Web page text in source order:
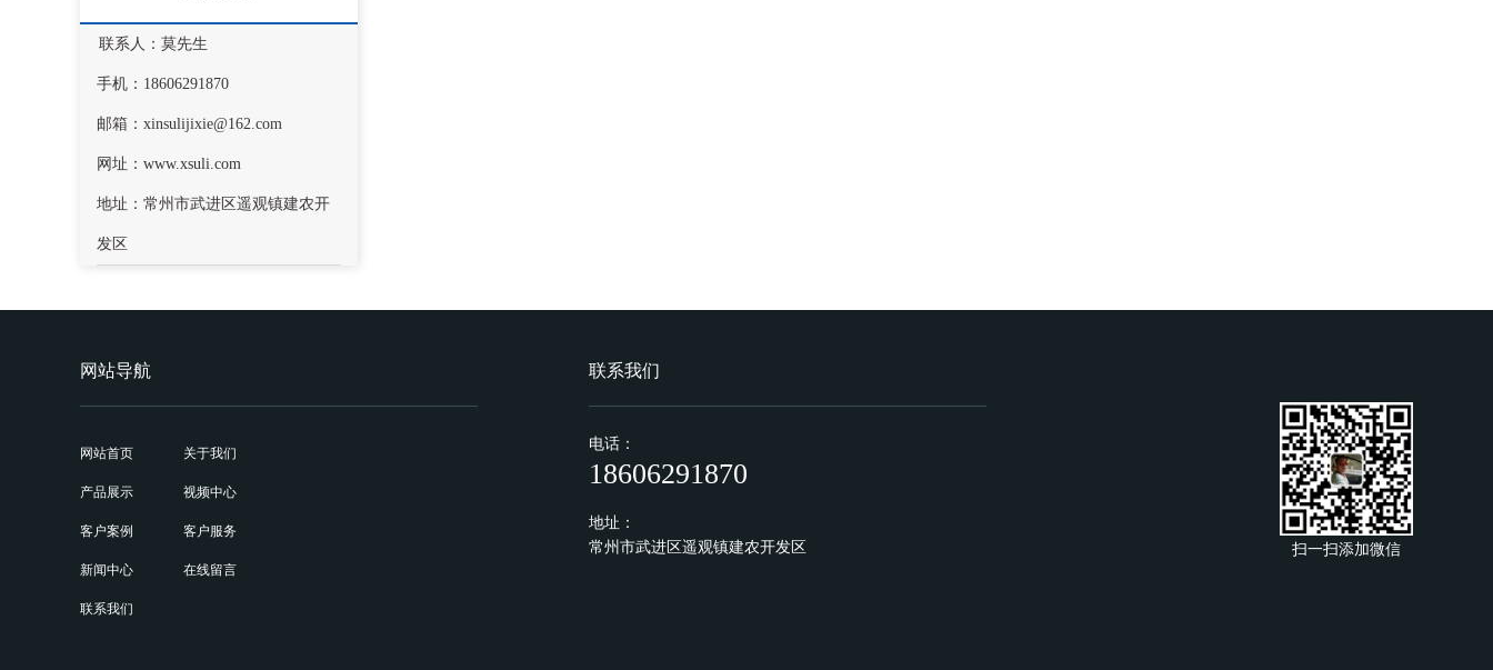
联系人：莫先生
手机：18606291870
邮箱：xinsulijixie@162.com
网址： www.xsuli.com
地址：常州市武进区遥观镇建农开
发区
网站导航
网站首页 关于我们
产品展示 视频中心
客户案例 客户服务
新闻中心 在线留言
联系我们
联系我们
电话：
18606291870
地址：
常州市武进区遥观镇建农开发区
扫一扫添加微信